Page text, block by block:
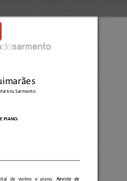
Martins Sarmento
E
PIANO.
Recital   de   violino   e   piano.Revista   de